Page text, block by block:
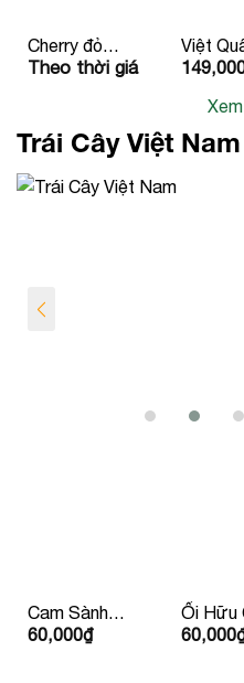
Cherry đỏ
Canada
Theo thời giá
Việt
125g
Peru
Trái Cây Việt Nam
Cam Sành
Hữu Cơ Đức
60,000₫
Ổi Hữu
Ruột
60,000